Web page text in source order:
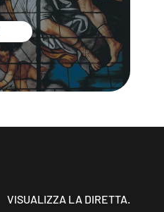
VISUALIZZA LA DIRETTA.